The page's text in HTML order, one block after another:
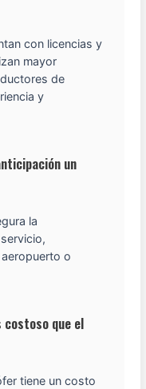
con licencias y
mayor
de
y
un
la
o
que el
tiene un costo